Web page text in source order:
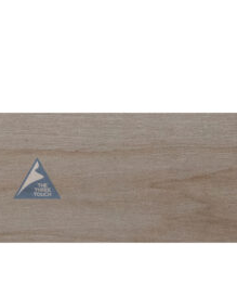
ยน้ำหินธรรมชาติ
ยนํ้า Porcelain stone รุ่น
ำ